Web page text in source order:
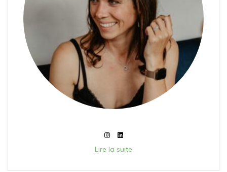
Lire la suite